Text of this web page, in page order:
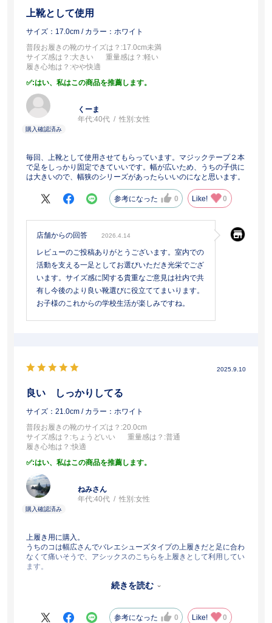
上靴として使用
サイズ：17.0cm / カラー：ホワイト
普段お履きの靴のサイズは？ :17.0cm未満
サイズ感は？ :大きい 重量感は？ :軽い
履き心地は？ :やや快適
:はい、私はこの商品を推薦します。
くーま
年代:40代 性別:女性
毎回、上靴として使用させてもらっています。マジックテープ２本
で足をしっかり固定できていいです。幅が広いため、うちの子供に
は大きいので、幅狭のシリーズがあったらいいのになと思います。
参考になった 0 Like! 0
店舗からの回答 2026.4.14
レビューのご投稿ありがとうございます。室内での
活動を支える一足としてお選びいただき光栄でござ
います。サイズ感に関する貴重なご意見は社内で共
有し今後のより良い靴選びに役立ててまいります。
お子様のこれからの学校生活が楽しみですね。
2025.9.10
良い しっかりしてる
サイズ：21.0cm / カラー：ホワイト
普段お履きの靴のサイズは？ :20.0cm
サイズ感は？ :ちょうどいい 重量感は？ :普通
履き心地は？ :快適
:はい、私はこの商品を推薦します。
ねみさん
年代:40代 性別:女性
上履き用に購入。
うちのコは幅広さんでバレエシューズタイプの上履きだと足に合わ
なくて痛いそうで、アシックスのこちらを上履きとして利用してい
ます。
しっかりしていて、以前のものより壊れにくく親としても助かりま
続きを読む
参考になった 0 Like! 0